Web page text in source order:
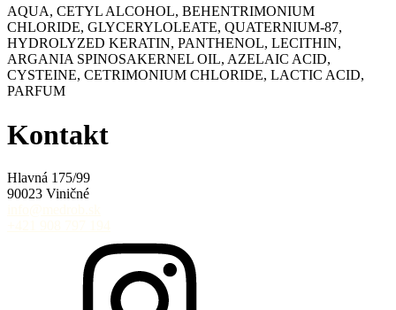
AQUA, CETYL ALCOHOL, BEHENTRIMONIUM
CHLORIDE, GLYCERYLOLEATE, QUATERNIUM-87,
HYDROLYZED KERATIN, PANTHENOL, LECITHIN,
ARGANIA SPINOSAKERNEL OIL, AZELAIC ACID,
CYSTEINE, CETRIMONIUM CHLORIDE, LACTIC ACID,
PARFUM
Kontakt
Hlavná 175/99
90023 Viničné